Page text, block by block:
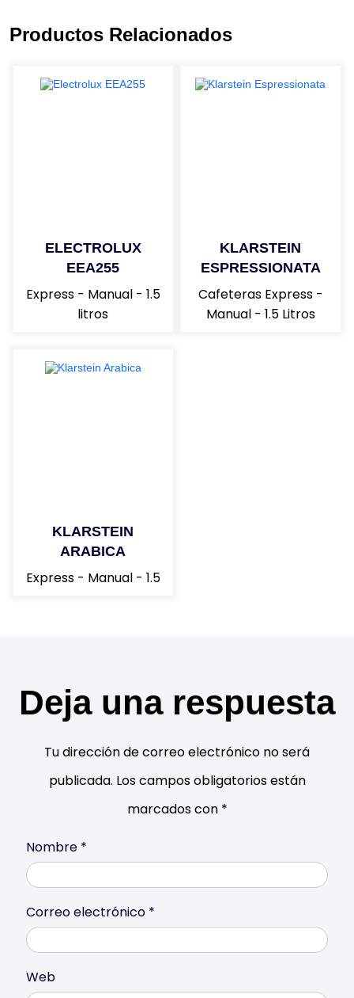
Productos Relacionados
ELECTROLUX
EEA255
Express - Manual - 1.5
litros
KLARSTEIN
ESPRESSIONATA
Cafeteras Express -
Manual - 1.5 Litros
KLARSTEIN
ARABICA
Express - Manual - 1.5
Deja una respuesta
Tu dirección de correo electrónico no será
publicada. Los campos obligatorios están
marcados con *
Nombre *
Correo electrónico *
Web